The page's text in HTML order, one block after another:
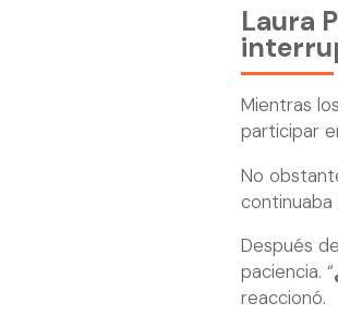
Laura
Mientras
participar
No
Después
paciencia. “
reaccionó.